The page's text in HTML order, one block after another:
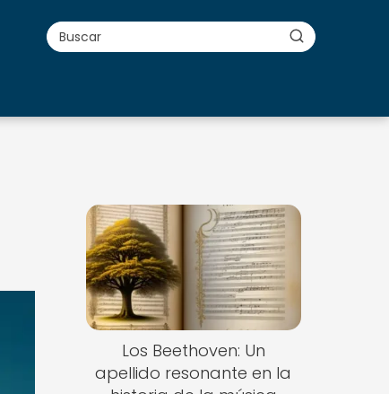
Los Beethoven: Un
apellido resonante en la